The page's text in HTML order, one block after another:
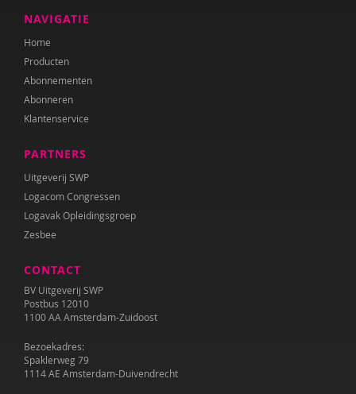
NAVIGATIE
Home
Producten
Abonnementen
Abonneren
Klantenservice
PARTNERS
Uitgeverij SWP
Logacom Congressen
Logavak Opleidingsgroep
Zesbee
CONTACT
BV Uitgeverij SWP
Postbus 12010
1100 AA Amsterdam-Zuidoost
Bezoekadres:
Spaklerweg 79
1114 AE Amsterdam-Duivendrecht